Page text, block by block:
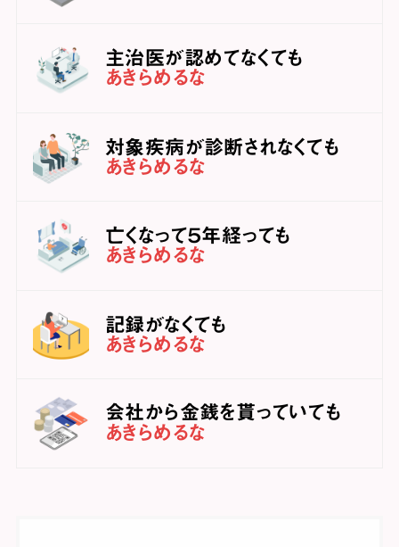
主治医が認めてなくても
あきらめるな
対象疾病が診断されなくても
あきらめるな
亡くなって５年経っても
あきらめるな
記録がなくても
あきらめるな
会社から金銭を貰っていても
あきらめるな